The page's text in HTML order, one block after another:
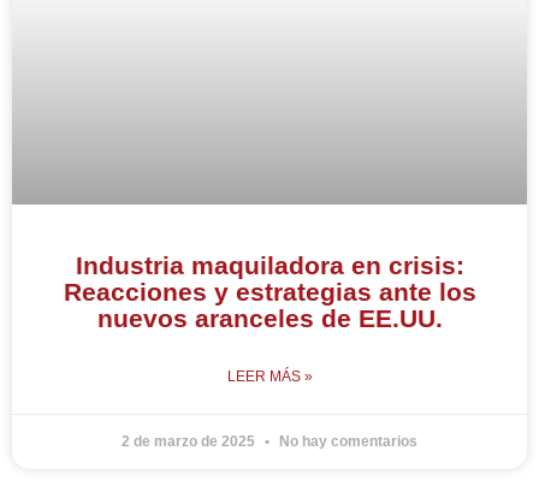
Industria maquiladora en crisis:
Reacciones y estrategias ante los
nuevos aranceles de EE.UU.
LEER MÁS »
2 de marzo de 2025 No hay comentarios